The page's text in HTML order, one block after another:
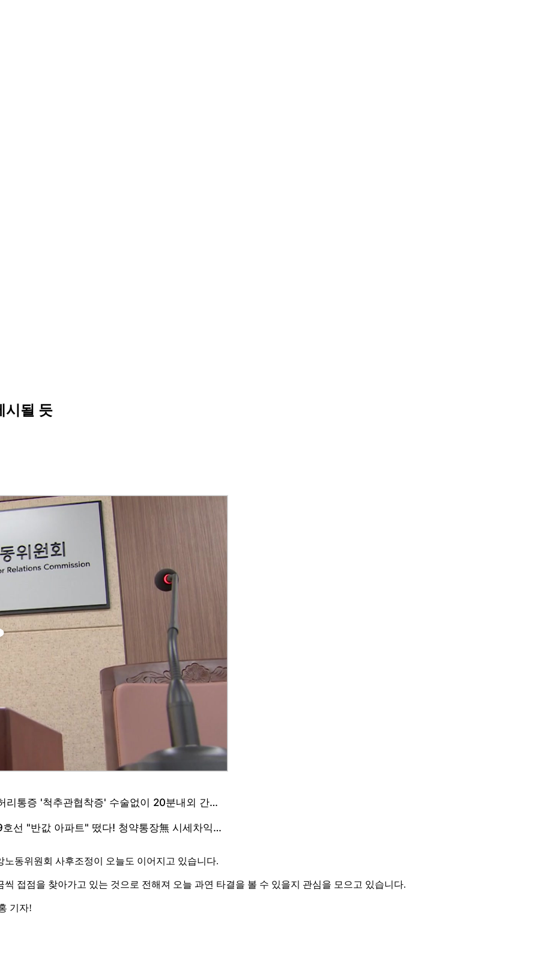
시될 듯
동위원회 사후조정이 오늘도 이어지고 있습니다.
접점을 찾아가고 있는 것으로 전해져 오늘 과연 타결을 볼 수 있을지 관심을 모으고 있습니다.
기자!